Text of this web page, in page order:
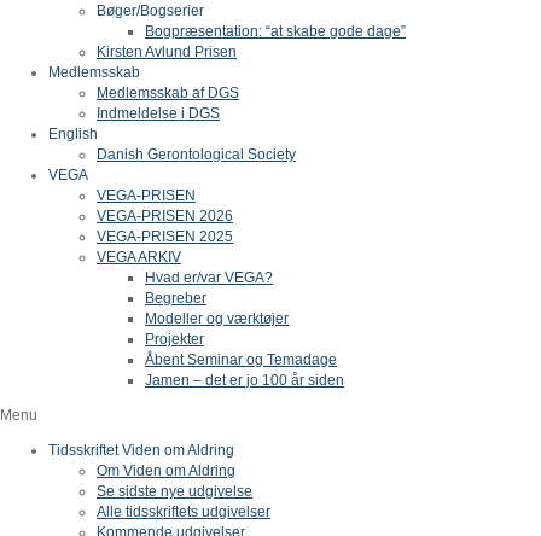
Bøger/Bogserier
Bogpræsentation: “at skabe gode dage”
Kirsten Avlund Prisen
Medlemsskab
Medlemsskab af DGS
Indmeldelse i DGS
English
Danish Gerontological Society
VEGA
VEGA-PRISEN
VEGA-PRISEN 2026
VEGA-PRISEN 2025
VEGA ARKIV
Hvad er/var VEGA?
Begreber
Modeller og værktøjer
Projekter
Åbent Seminar og Temadage
Jamen – det er jo 100 år siden
Menu
Tidsskriftet Viden om Aldring
Om Viden om Aldring
Se sidste nye udgivelse
Alle tidsskriftets udgivelser
Kommende udgivelser